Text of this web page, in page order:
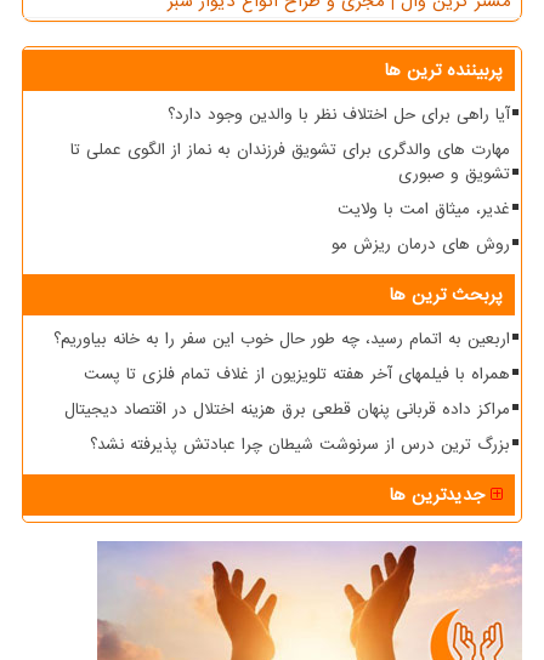
پربیننده ترین ها
آیا راهی برای حل اختلاف نظر با والدین وجود دارد؟
مهارت های والدگری برای تشویق فرزندان به نماز از الگوی عملی تا
تشویق و صبوری
غدیر، میثاق امت با ولایت
روش های درمان ریزش مو
پربحث ترین ها
اربعین به اتمام رسید، چه طور حال خوب این سفر را به خانه بیاوریم؟
همراه با فیلمهای آخر هفته تلویزیون از غلاف تمام فلزی تا پست
مراکز داده قربانی پنهان قطعی برق هزینه اختلال در اقتصاد دیجیتال
بزرگ ترین درس از سرنوشت شیطان چرا عبادتش پذیرفته نشد؟
جدیدترین ها